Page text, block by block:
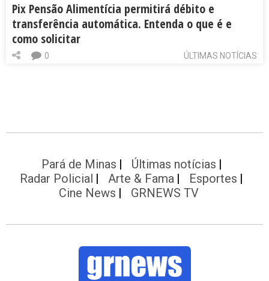
Pix Pensão Alimentícia permitirá débito e
transferência automática. Entenda o que é e
como solicitar
ÚLTIMAS NOTÍCIAS
0
Pará de Minas
Últimas notícias
Radar Policial
Arte & Fama
Esportes
Cine News
GRNEWS TV